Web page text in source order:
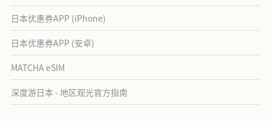
日本优惠券APP (iPhone)
日本优惠券APP (安卓)
MATCHA eSIM
深度游日本 - 地区观光官方指南